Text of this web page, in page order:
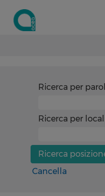
Ricerca per
Ricerca per
Cancella